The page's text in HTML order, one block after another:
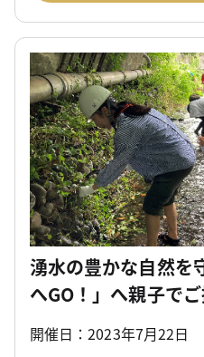
湧水の豊かな自然を
へGO！」へ親子でご
開催日：2023年7月22日